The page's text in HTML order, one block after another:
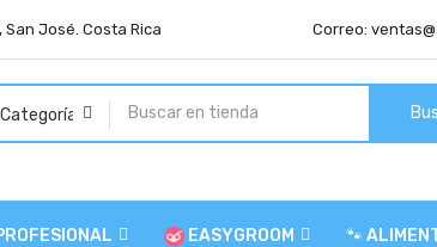
José. Costa Rica Correo:
EASYGROOM 🐾